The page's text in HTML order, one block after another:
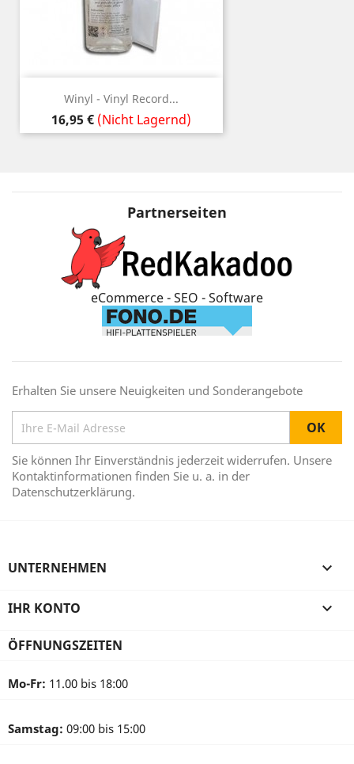
Winyl - Vinyl Record...
Preis
16,95 € (Nicht Lagernd)
Partnerseiten
eCommerce - SEO - Software
Erhalten Sie unsere Neuigkeiten und Sonderangebote
Sie können Ihr Einverständnis jederzeit widerrufen. Unsere
Kontaktinformationen finden Sie u. a. in der
Datenschutzerklärung.
UNTERNEHMEN 
IHR KONTO 
ÖFFNUNGSZEITEN
Mo-Fr: 11.00 bis 18:00
Samstag: 09:00 bis 15:00